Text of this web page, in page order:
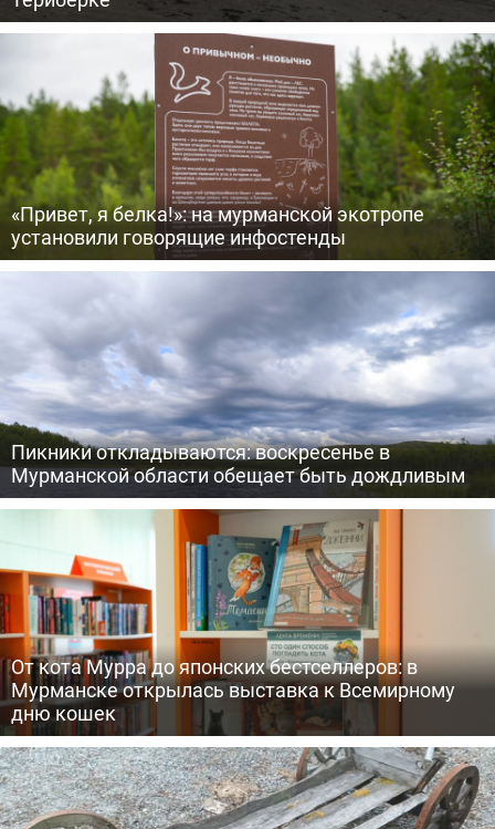
«Привет, я белка!»: на мурманской экотропе
установили говорящие инфостенды
Пикники откладываются: воскресенье в
Мурманской области обещает быть дождливым
От кота Мурра до японских бестселлеров: в
Мурманске открылась выставка к Всемирному
дню кошек